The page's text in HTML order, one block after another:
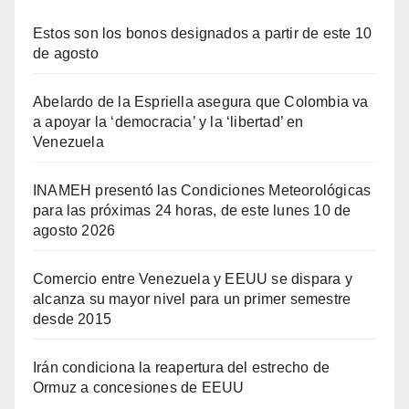
Estos son los bonos designados a partir de este 10
de agosto
Abelardo de la Espriella asegura que Colombia va
a apoyar la ‘democracia’ y la ‘libertad’ en
Venezuela
INAMEH presentó las Condiciones Meteorológicas
para las próximas 24 horas, de este lunes 10 de
agosto 2026
Comercio entre Venezuela y EEUU se dispara y
alcanza su mayor nivel para un primer semestre
desde 2015
Irán condiciona la reapertura del estrecho de
Ormuz a concesiones de EEUU